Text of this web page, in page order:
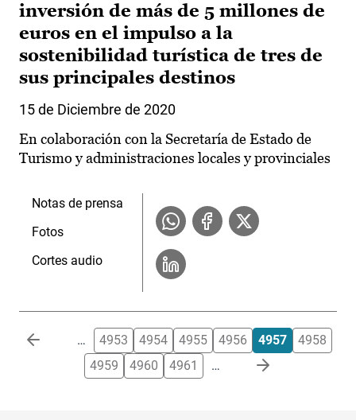
inversión de más de 5 millones de
euros en el impulso a la
sostenibilidad turística de tres de
sus principales destinos
15 de Diciembre de 2020
En colaboración con la Secretaría de Estado de
Turismo y administraciones locales y provinciales
Notas de prensa
Fotos
Cortes audio
Paginación … 4953 4954 4955 4956 4957
4958
4959
4960 4961 …